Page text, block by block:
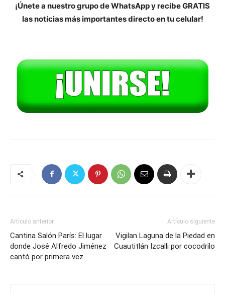
¡Únete a nuestro grupo de WhatsApp y recibe GRATIS
las noticias más importantes directo en tu celular!
Artículo anterior
Cantina Salón París: El lugar
donde José Alfredo Jiménez
cantó por primera vez
Artículo siguiente
Vigilan Laguna de la Piedad en
Cuautitlán Izcalli por cocodrilo